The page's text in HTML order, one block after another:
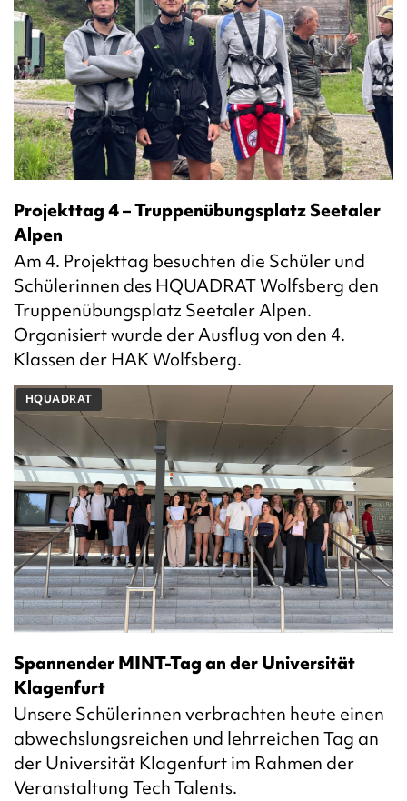
Projekttag 4 – Truppenübungsplatz Seetaler
Alpen
Am 4. Projekttag besuchten die Schüler und
Schülerinnen des HQUADRAT Wolfsberg den
Truppenübungsplatz Seetaler Alpen.
Organisiert wurde der Ausflug von den 4.
Klassen der HAK Wolfsberg.
HQUADRAT
Spannender MINT-Tag an der Universität
Klagenfurt
Unsere Schülerinnen verbrachten heute einen
abwechslungsreichen und lehrreichen Tag an
der Universität Klagenfurt im Rahmen der
Veranstaltung Tech Talents.